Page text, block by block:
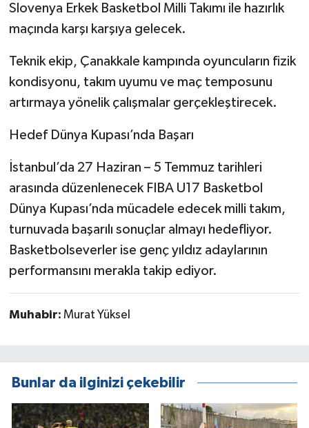
Slovenya Erkek Basketbol Milli Takımı ile hazırlık
maçında karşı karşıya gelecek.
Teknik ekip, Çanakkale kampında oyuncuların fizik
kondisyonu, takım uyumu ve maç temposunu
artırmaya yönelik çalışmalar gerçekleştirecek.
Hedef Dünya Kupası’nda Başarı
İstanbul’da 27 Haziran – 5 Temmuz tarihleri
arasında düzenlenecek FIBA U17 Basketbol
Dünya Kupası’nda mücadele edecek milli takım,
turnuvada başarılı sonuçlar almayı hedefliyor.
Basketbolseverler ise genç yıldız adaylarının
performansını merakla takip ediyor.
Muhabir: Murat Yüksel
Bunlar da ilginizi çekebilir